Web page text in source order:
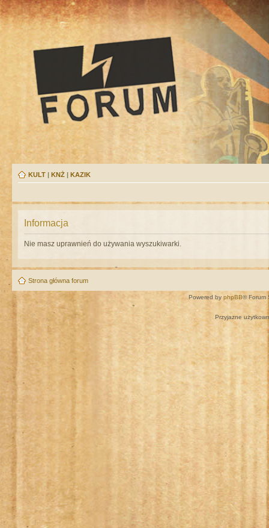
KULT | KNŻ | KAZIK
Informacja
Nie masz uprawnień do używania wyszukiwarki.
Strona główna forum
Powered by phpBB® Forum
Przyjazne